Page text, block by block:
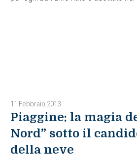
11 Febbraio 2013
Piaggine: la magia
Nord” sotto il
della neve